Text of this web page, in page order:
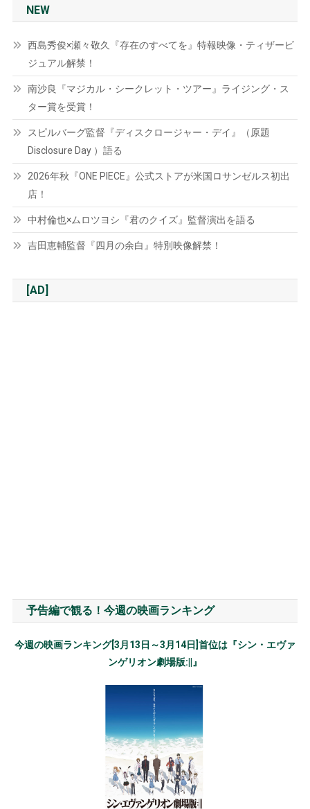
NEW
西島秀俊×瀬々敬久『存在のすべてを』特報映像・ティザービ
ジュアル解禁！
南沙良『マジカル・シークレット・ツアー』ライジング・ス
ター賞を受賞！
スピルバーグ監督『ディスクロージャー・デイ』（原題
Disclosure Day ）語る
2026年秋『ONE PIECE』公式ストアが米国ロサンゼルス初出
店！
中村倫也×ムロツヨシ『君のクイズ』監督演出を語る
吉田恵輔監督『四月の余白』特別映像解禁！
[AD]
予告編で観る！今週の映画ランキング
今週の映画ランキング[3月13日～3月14日]首位は『シン・エヴァ
ンゲリオン劇場版:||』